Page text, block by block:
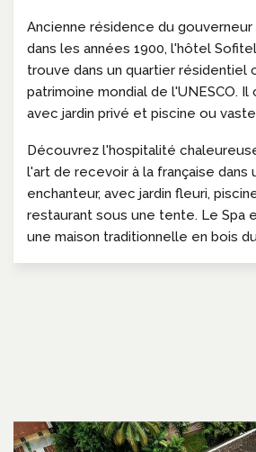
Ancienne résidence du
dans les années 1900, l'hôtel
trouve dans un quartier résidentiel
patrimoine mondial de l'UNESCO.
avec jardin privé et piscine ou
Découvrez l'hospitalité
l'art de recevoir à la française dans
enchanteur, avec jardin fleuri,
restaurant sous une tente. Le Spa
une maison traditionnelle en bois